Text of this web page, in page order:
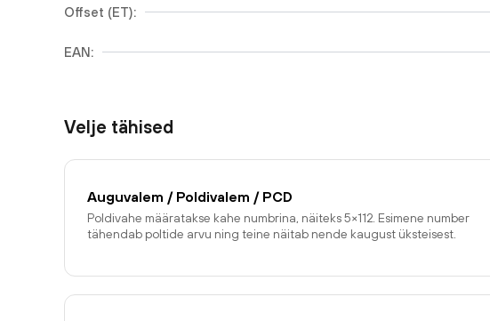
Offset (ET):
EAN:
Velje tähised
Auguvalem / Poldivalem / PCD
Poldivahe määratakse kahe numbrina, näiteks 5×112. Esimene number
tähendab poltide arvu ning teine näitab nende kaugust üksteisest.